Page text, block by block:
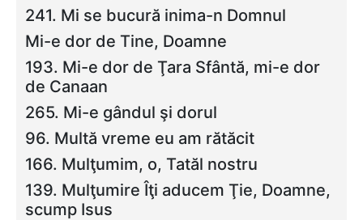
241. Mi se bucură inima-n Domnul
Mi-e dor de Tine, Doamne
193. Mi-e dor de Ţara Sfântă, mi-e dor
de Canaan
265. Mi-e gândul şi dorul
96. Multă vreme eu am rătăcit
166. Mulţumim, o, Tatăl nostru
139. Mulţumire Îţi aducem Ţie, Doamne,
scump Isus